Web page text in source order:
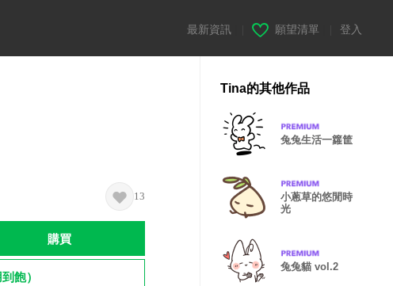
最新資訊 願望清單 登入
13
購買
飽）
Tina的其他作品
兔兔生活一籮筐
小蔥草的悠閒時
光
兔兔貓 vol.2